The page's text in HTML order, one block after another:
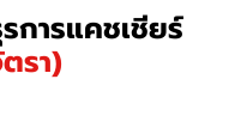
การแคชเชียร์
รา)